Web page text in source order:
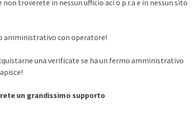
troverete in nessun ufficio aci o p.r.a e in nessun sito
amministrativo con operatore!
una verificate se ha un fermo amministrativo
un grandissimo supporto